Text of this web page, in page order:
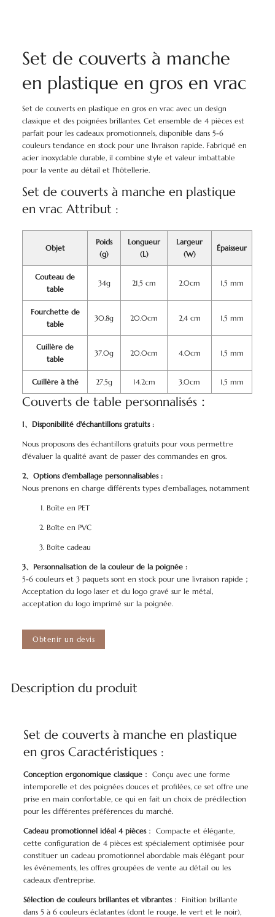
Set de couverts à manche
en plastique en gros en vrac
Set de couverts en plastique en gros en vrac avec un design
classique et des poignées brillantes. Cet ensemble de 4 pièces est
parfait pour les cadeaux promotionnels, disponible dans 5-6
couleurs tendance en stock pour une livraison rapide. Fabriqué en
acier inoxydable durable, il combine style et valeur imbattable
pour la vente au détail et l'hôtellerie.
Set de couverts à manche en plastique
en vrac Attribut :
Objet
Poids
(g)
Longueur
(L)
Largeur
(W)
Épaisseur
Couteau de
table
34g 21,5 cm 2.0cm 1,5 mm
Fourchette de
table
30.8g 20.0cm 2,4 cm 1,5 mm
Cuillère de
table
37.0g 20.0cm 4.0cm 1,5 mm
Cuillère à thé 27.5g 14.2cm 3.0cm 1,5 mm
Couverts de table personnalisés：
1、Disponibilité d'échantillons gratuits :
Nous proposons des échantillons gratuits pour vous permettre
d'évaluer la qualité avant de passer des commandes en gros.
2、Options d'emballage personnalisables :
Nous prenons en charge différents types d'emballages, notamment
Boîte en PET
Boîte en PVC
Boîte cadeau
3、Personnalisation de la couleur de la poignée :
5-6 couleurs et 3 paquets sont en stock pour une livraison rapide；
Acceptation du logo laser et du logo gravé sur le métal,
acceptation du logo imprimé sur la poignée.
Obtenir un devis
Description du produit
Set de couverts à manche en plastique
en gros Caractéristiques :
Conception ergonomique classique： Conçu avec une forme
intemporelle et des poignées douces et profilées, ce set offre une
prise en main confortable, ce qui en fait un choix de prédilection
pour les différentes préférences du marché.
Cadeau promotionnel idéal 4 pièces： Compacte et élégante,
cette configuration de 4 pièces est spécialement optimisée pour
constituer un cadeau promotionnel abordable mais élégant pour
les événements, les offres groupées de vente au détail ou les
cadeaux d'entreprise.
Sélection de couleurs brillantes et vibrantes： Finition brillante
dans 5 à 6 couleurs éclatantes (dont le rouge, le vert et le noir),